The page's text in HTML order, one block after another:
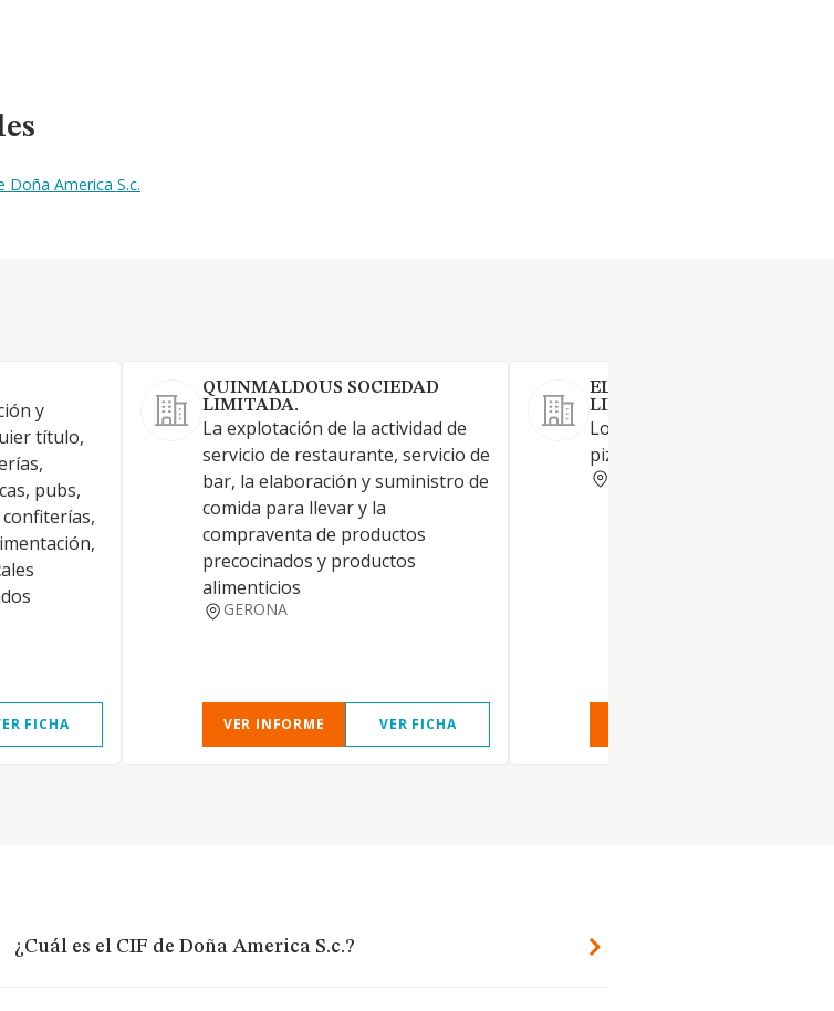
America S.c.
y
título,
pubs,
FICHA
QUINMALDOUS SOCIEDAD
LIMITADA.
La explotación de la actividad de
servicio de restaurante, servicio de
bar, la elaboración y suministro de
comida para llevar y la
compraventa de productos
precocinados y productos
alimenticios
GERONA
VER INFORME VER FICHA
EL POLLASTRE BLAU
LIMITADA.
Los servicios de bar,
pizzería
¿Cuál es el CIF de Doña America S.c.?